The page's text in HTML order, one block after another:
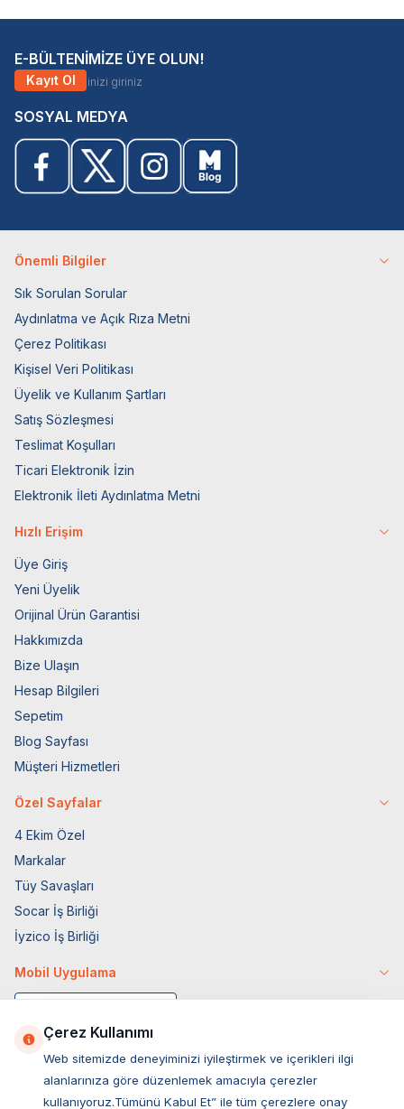
E-BÜLTENİMİZE ÜYE OLUN!
Kayıt Ol
SOSYAL MEDYA
Önemli Bilgiler
Sık Sorulan Sorular
Aydınlatma ve Açık Rıza Metni
Çerez Politikası
Kişisel Veri Politikası
Üyelik ve Kullanım Şartları
Satış Sözleşmesi
Teslimat Koşulları
Ticari Elektronik İzin
Elektronik İleti Aydınlatma Metni
Hızlı Erişim
Üye Giriş
Yeni Üyelik
Orijinal Ürün Garantisi
Hakkımızda
Bize Ulaşın
Hesap Bilgileri
Sepetim
Blog Sayfası
Müşteri Hizmetleri
Özel Sayfalar
4 Ekim Özel
Markalar
Tüy Savaşları
Socar İş Birliği
İyzico İş Birliği
Mobil Uygulama
Çerez Kullanımı
Web sitemizde deneyiminizi iyileştirmek ve içerikleri ilgi
alanlarınıza göre düzenlemek amacıyla çerezler
kullanıyoruz.Tümünü Kabul Et” ile tüm çerezlere onay